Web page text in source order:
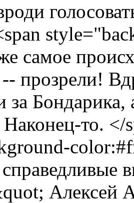
самое
прозрели!
за
то. </
Алексей